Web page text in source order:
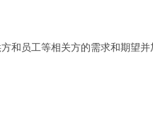
和员工等相关方的需求和期望